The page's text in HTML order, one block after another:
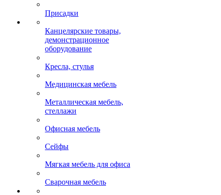
Присадки
Канцелярские товары,
демонстрационное
оборудование
Кресла, стулья
Медицинская мебель
Металлическая мебель,
стеллажи
Офисная мебель
Сейфы
Мягкая мебель для офиса
Сварочная мебель